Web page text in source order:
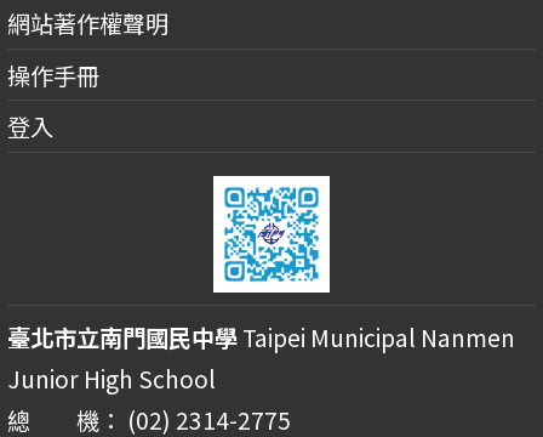
網站著作權聲明
操作手冊
登入
臺北市立南門國民中學Taipei Municipal Nanmen
Junior High School
總 機： (02) 2314-2775